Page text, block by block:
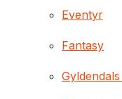
Eventyr
Fantasy